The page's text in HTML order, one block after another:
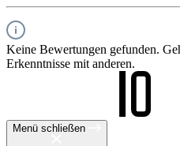
Keine Bewertungen gefunden.
Erkenntnisse mit anderen.
Menü schließen